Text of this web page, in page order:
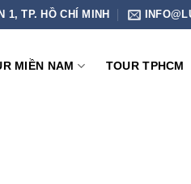
1, TP. HỒ CHÍ MINH
MIỀN NAM TOUR TPHCM